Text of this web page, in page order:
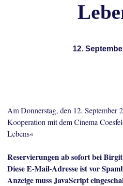
12.
Am Donnerstag, den 12. September
Kooperation mit dem Cinema
Lebens«
Reservierungen ab sofort bei
Diese E-Mail-Adresse ist vor
Anzeige muss JavaScript